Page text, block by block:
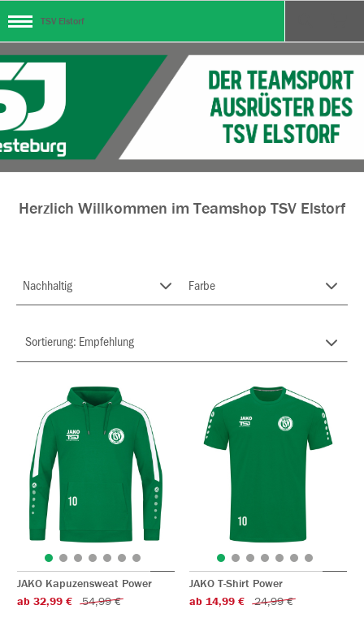
TSV Elstorf
Herzlich Willkommen im Teamshop TSV Elstorf
Nachhaltig Farbe
JAKO Kapuzensweat Power
ab 32,99 €
54,99 €
JAKO T-Shirt Power
ab 14,99 €
24,99 €